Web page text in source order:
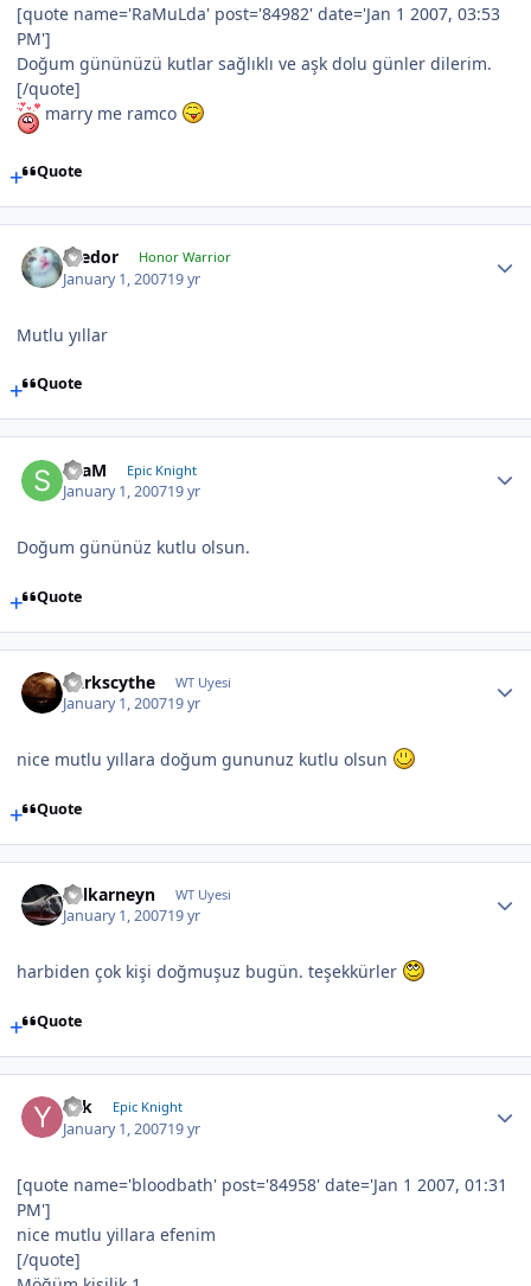
[quote name='RaMuLda' post='84982' date='Jan 1 2007, 03:53
PM']
Doğum gününüzü kutlar sağlıklı ve aşk dolu günler dilerim.
[/quote]
marry me ramco
Quote
Teedor Honor Warrior
January 1, 200719 yr
Mutlu yıllar
Quote
SLaM Epic Knight
January 1, 200719 yr
Doğum gününüz kutlu olsun.
Quote
Darkscythe WT Uyesi
January 1, 200719 yr
nice mutlu yıllara doğum gununuz kutlu olsun
Quote
Zulkarneyn WT Uyesi
January 1, 200719 yr
harbiden çok kişi doğmuşuz bugün. teşekkürler
Quote
Yek Epic Knight
January 1, 200719 yr
[quote name='bloodbath' post='84958' date='Jan 1 2007, 01:31
PM']
nice mutlu yillara efenim
[/quote]